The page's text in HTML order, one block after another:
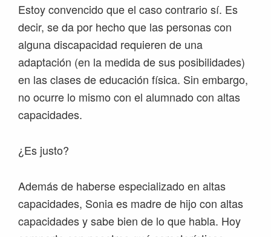
Estoy convencido que el caso contrario sí. Es
decir, se da por hecho que las personas con
alguna discapacidad requieren de una
adaptación (en la medida de sus posibilidades)
en las clases de educación física. Sin embargo,
no ocurre lo mismo con el alumnado con altas
capacidades.
¿Es justo?
Además de haberse especializado en altas
capacidades, Sonia es madre de hijo con altas
capacidades y sabe bien de lo que habla. Hoy